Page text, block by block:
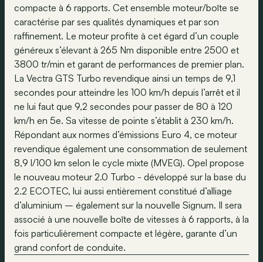
compacte à 6 rapports. Cet ensemble moteur/boîte se
caractérise par ses qualités dynamiques et par son
raffinement. Le moteur profite à cet égard d’un couple
généreux s’élevant à 265 Nm disponible entre 2500 et
3800 tr/min et garant de performances de premier plan.
La Vectra GTS Turbo revendique ainsi un temps de 9,1
secondes pour atteindre les 100 km/h depuis l’arrêt et il
ne lui faut que 9,2 secondes pour passer de 80 à 120
km/h en 5e. Sa vitesse de pointe s’établit à 230 km/h.
Répondant aux normes d’émissions Euro 4, ce moteur
revendique également une consommation de seulement
8,9 l/100 km selon le cycle mixte (MVEG). Opel propose
le nouveau moteur 2.0 Turbo - développé sur la base du
2.2 ECOTEC, lui aussi entièrement constitué d’alliage
d’aluminium – également sur la nouvelle Signum. Il sera
associé à une nouvelle boîte de vitesses à 6 rapports, à la
fois particulièrement compacte et légère, garante d’un
grand confort de conduite.